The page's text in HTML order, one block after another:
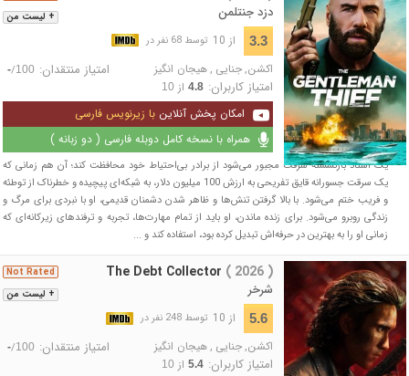
+ لیست من دزد جنتلمن
3.3 از 10 توسط 68 نفر در
اکشن,جنایی ,هیجان انگیز امتیاز منتقدان: -/100
امتیاز کاربران: 4.8از 10
امکان پخش آنلاین با زیرنویس فارسی
همراه با نسخه کامل دوبله فارسی ( دو زبانه )
یک استاد بازنشسته سرقت مجبور می‌شود از برادر بی‌احتیاط خود محافظت کند؛ آن هم زمانی که
یک سرقت جسورانه قایق تفریحی به ارزش 100 میلیون دلار، به شبکه‌ای پیچیده و خطرناک از توطئه
و فریب ختم می‌شود. با بالا گرفتن تنش‌ها و ظاهر شدن دشمنان قدیمی، او با نبردی برای مرگ و
زندگی روبرو می‌شود. برای زنده ماندن، او باید از تمام مهارت‌ها، تجربه و ترفندهای زیرکانه‌ای که
زمانی او را به بهترین در حرفه‌اش تبدیل کرده بود، استفاده کند و ...
+ لیست من
Not Rated The Debt Collector ( 2026 )
شرخر
5.6 از 10 توسط 248 نفر در
اکشن,جنایی ,هیجان انگیز امتیاز منتقدان: -/100
امتیاز کاربران: 5.4از 10